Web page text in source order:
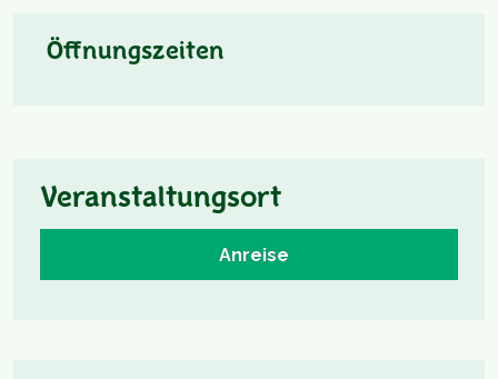
Öffnungszeiten
Veranstaltungsort
Anreise